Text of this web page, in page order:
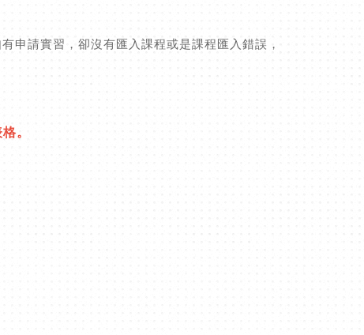
申請實習，卻沒有匯入課程或是課程匯入錯誤，
。